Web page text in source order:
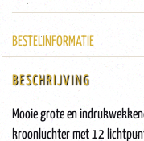
BESTELINFORMATIE
BESCHRIJVING
Mooie grote en
kroonluchter met 12